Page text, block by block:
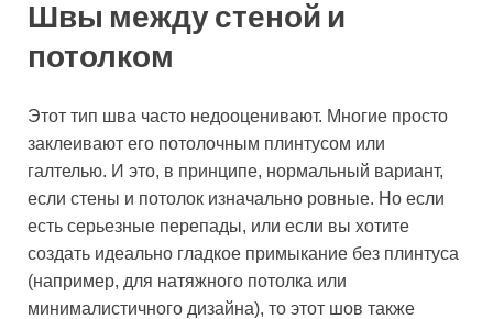
Швы между стеной и
потолком
Этот тип шва часто недооценивают. Многие просто
заклеивают его потолочным плинтусом или
галтелью. И это, в принципе, нормальный вариант,
если стены и потолок изначально ровные. Но если
есть серьезные перепады, или если вы хотите
создать идеально гладкое примыкание без плинтуса
(например, для натяжного потолка или
минималистичного дизайна), то этот шов также